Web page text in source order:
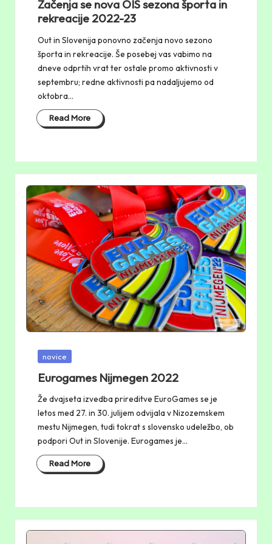
Začenja se nova OIS sezona športa in
rekreacije 2022-23
Out in Slovenija ponovno začenja novo sezono
športa in rekreacije. Še posebej vas vabimo na
dneve odprtih vrat ter ostale promo aktivnosti v
septembru; redne aktivnosti pa nadaljujemo od
oktobra…
Read More
Posted
novice
Eurogames Nijmegen 2022
Že dvajseta izvedba prireditve EuroGames se je
letos med 27. in 30. julijem odvijala v Nizozemskem
mestu Nijmegen, tudi tokrat s slovensko udeležbo, ob
podpori Out in Slovenije. Eurogames je…
Read More